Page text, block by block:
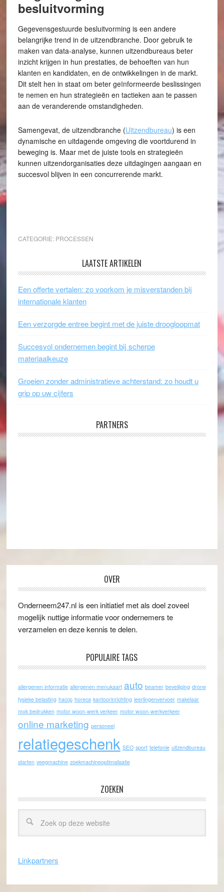
besluitvorming
Gegevensgestuurde besluitvorming is een andere
belangrijke trend in de uitzendbranche. Door gebruik te
maken van data-analyse, kunnen uitzendbureaus beter
inzicht krijgen in hun prestaties, de behoeften van hun
klanten en kandidaten, en de ontwikkelingen in de markt.
Dit stelt hen in staat om beter geïnformeerde beslissingen
te nemen en hun strategieën en tactieken aan te passen
aan de veranderende omstandigheden.
Samengevat, de uitzendbranche (Uitzendbureau) is een
dynamische en uitdagende omgeving die voortdurend in
beweging is. Maar met de juiste tools en strategieën
kunnen uitzendorganisaties deze uitdagingen aangaan en
succesvol blijven in een concurrerende markt.
CATEGORIE: PROCESSEN
LAATSTE ARTIKELEN
Een offerte vertalen: zo voorkom je misverstanden bij
internationale klanten
Een verzorgde entree begint met de juiste droogloopmat
Succesvol ondernemen begint bij scherpe
materiaalkeuze
Groeien zonder administratieve achterstand: zo houdt u
grip op uw cijfers
PARTNERS
OVER
Onderneem247.nl is een initiatief met als doel zoveel
mogelijk nuttige informatie voor ondernemers te
verzamelen en deze kennis te delen.
POPULAIRE TAGS
allergenen informatie allergenen menukaart auto beamer beveiliging drone
fysieke belasting haccp horeca kantoorinrichting leerlingenvervoer makelaar
mok bedrukken motor woon-werk verkeer motor woon-werkverkeer
online marketing personeel
relatiegeschenk SEO sport telefonie uitzendbureau
starten veegmachine zoekmachineoptimalisatie
ZOEKEN
Linkpartners